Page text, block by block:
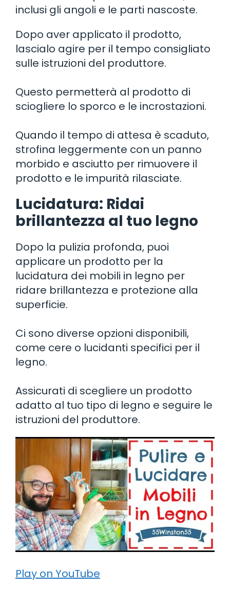
inclusi gli angoli e le parti nascoste.
Dopo aver applicato il prodotto,
lascialo agire per il tempo consigliato
sulle istruzioni del produttore.
Questo permetterà al prodotto di
sciogliere lo sporco e le incrostazioni.
Quando il tempo di attesa è scaduto,
strofina leggermente con un panno
morbido e asciutto per rimuovere il
prodotto e le impurità rilasciate.
Lucidatura: Ridai
brillantezza al tuo legno
Dopo la pulizia profonda, puoi
applicare un prodotto per la
lucidatura dei mobili in legno per
ridare brillantezza e protezione alla
superficie.
Ci sono diverse opzioni disponibili,
come cere o lucidanti specifici per il
legno.
Assicurati di scegliere un prodotto
adatto al tuo tipo di legno e seguire le
istruzioni del produttore.
Play on YouTube